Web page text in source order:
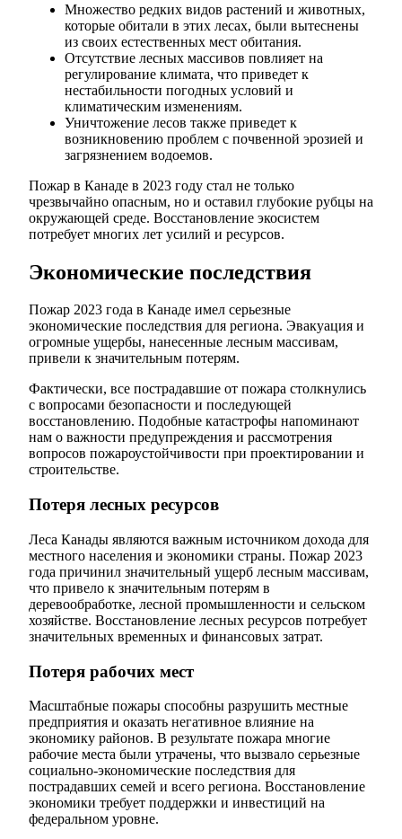
Множество редких видов растений и животных,
которые обитали в этих лесах, были вытеснены
из своих естественных мест обитания.
Отсутствие лесных массивов повлияет на
регулирование климата, что приведет к
нестабильности погодных условий и
климатическим изменениям.
Уничтожение лесов также приведет к
возникновению проблем с почвенной эрозией и
загрязнением водоемов.
Пожар в Канаде в 2023 году стал не только
чрезвычайно опасным, но и оставил глубокие рубцы на
окружающей среде. Восстановление экосистем
потребует многих лет усилий и ресурсов.
Экономические последствия
Пожар 2023 года в Канаде имел серьезные
экономические последствия для региона. Эвакуация и
огромные ущербы, нанесенные лесным массивам,
привели к значительным потерям.
Фактически, все пострадавшие от пожара столкнулись
с вопросами безопасности и последующей
восстановлению. Подобные катастрофы напоминают
нам о важности предупреждения и рассмотрения
вопросов пожароустойчивости при проектировании и
строительстве.
Потеря лесных ресурсов
Леса Канады являются важным источником дохода для
местного населения и экономики страны. Пожар 2023
года причинил значительный ущерб лесным массивам,
что привело к значительным потерям в
деревообработке, лесной промышленности и сельском
хозяйстве. Восстановление лесных ресурсов потребует
значительных временных и финансовых затрат.
Потеря рабочих мест
Масштабные пожары способны разрушить местные
предприятия и оказать негативное влияние на
экономику районов. В результате пожара многие
рабочие места были утрачены, что вызвало серьезные
социально-экономические последствия для
пострадавших семей и всего региона. Восстановление
экономики требует поддержки и инвестиций на
федеральном уровне.